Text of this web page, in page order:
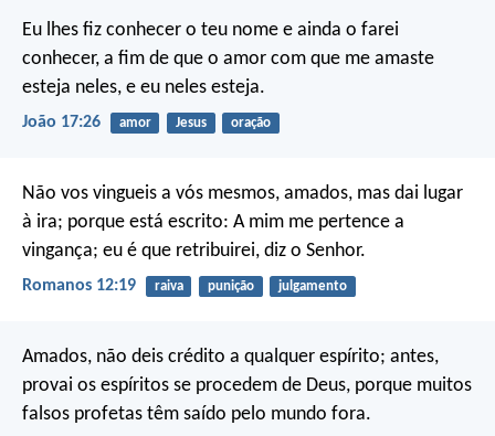
Eu lhes fiz conhecer o teu nome e ainda o farei
conhecer, a fim de que o amor com que me amaste
esteja neles, e eu neles esteja.
João 17:26 amor Jesus oração
Não vos vingueis a vós mesmos, amados, mas dai lugar
à ira; porque está escrito: A mim me pertence a
vingança; eu é que retribuirei, diz o Senhor.
Romanos 12:19 raiva punição julgamento
Amados, não deis crédito a qualquer espírito; antes,
provai os espíritos se procedem de Deus, porque muitos
falsos profetas têm saído pelo mundo fora.